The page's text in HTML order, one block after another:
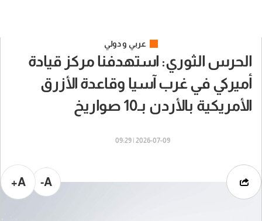
عربي و دولي
الحرس الثوري: استهدفنا مركز قيادة
أميركي في غرب آسيا وقاعدة الأزرق
الأمريكية بالأردن بـ10 صواريخ
2026-07-09 | 09:29
A-
A+